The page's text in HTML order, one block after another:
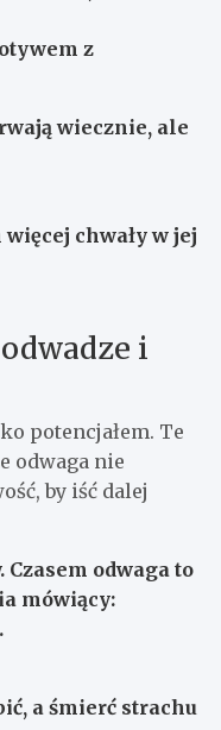
z
wiecznie, ale
chwały w jej
i
potencjałem. Te
odwaga nie
by iść dalej
Czasem odwaga to
mówiący:
a śmierć strachu